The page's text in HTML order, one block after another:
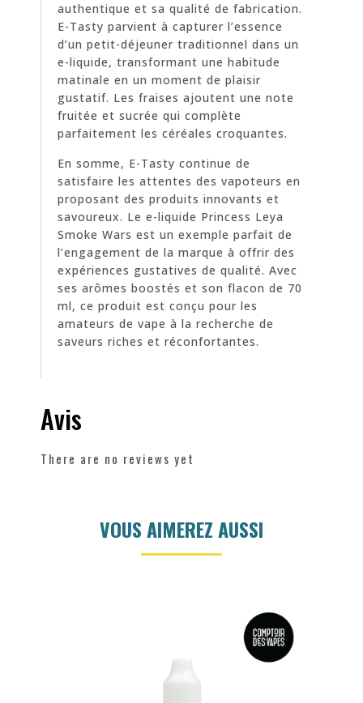
authentique et sa qualité de fabrication.
E-Tasty parvient à capturer l’essence
d’un petit-déjeuner traditionnel dans un
e-liquide, transformant une habitude
matinale en un moment de plaisir
gustatif. Les fraises ajoutent une note
fruitée et sucrée qui complète
parfaitement les céréales croquantes.
En somme, E-Tasty continue de
satisfaire les attentes des vapoteurs en
proposant des produits innovants et
savoureux. Le e-liquide Princess Leya
Smoke Wars est un exemple parfait de
l’engagement de la marque à offrir des
expériences gustatives de qualité. Avec
ses arômes boostés et son flacon de 70
ml, ce produit est conçu pour les
amateurs de vape à la recherche de
saveurs riches et réconfortantes.
Avis
There are no reviews yet
VOUS AIMEREZ AUSSI